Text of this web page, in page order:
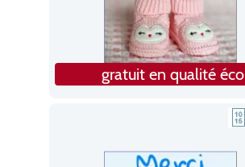
gratuit en qualité éco